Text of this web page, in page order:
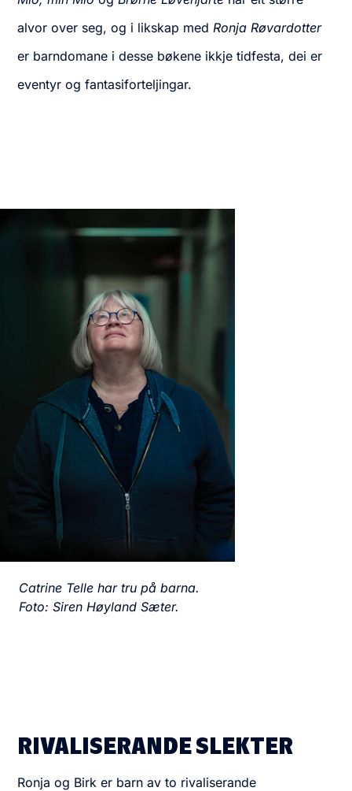
alvor over seg, og i likskap med Ronja Røvardotter
er barndomane i desse bøkene ikkje tidfesta, dei er
eventyr og fantasiforteljingar.
Catrine Telle har tru på barna.
Foto: Siren Høyland Sæter.
RIVALISERANDE SLEKTER
Ronja og Birk er barn av to rivaliserande